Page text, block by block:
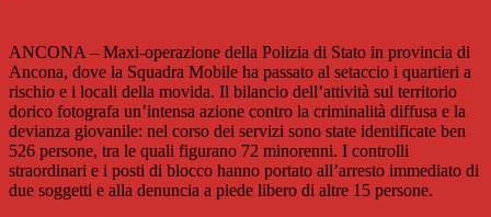
ANCONA – Maxi-operazione della Polizia di Stato in provincia di
Ancona, dove la Squadra Mobile ha passato al setaccio i quartieri a
rischio e i locali della movida. Il bilancio dell’attività sul territorio
dorico fotografa un’intensa azione contro la criminalità diffusa e la
devianza giovanile: nel corso dei servizi sono state identificate ben
526 persone, tra le quali figurano 72 minorenni. I controlli
straordinari e i posti di blocco hanno portato all’arresto immediato di
due soggetti e alla denuncia a piede libero di altre 15 persone.